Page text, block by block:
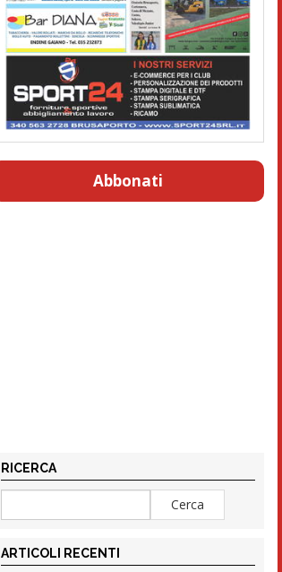
Abbonati
RICERCA
ARTICOLI RECENTI